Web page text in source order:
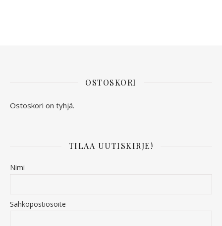
OSTOSKORI
Ostoskori on tyhjä.
TILAA UUTISKIRJE!
Nimi
Sähköpostiosoite